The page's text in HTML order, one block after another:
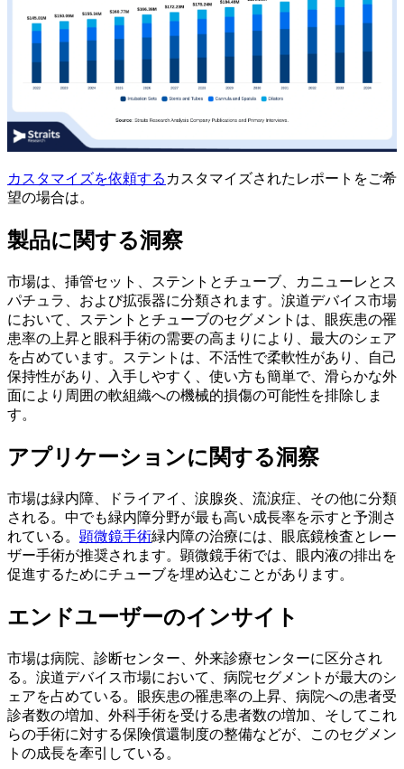
カスタマイズを依頼する カスタマイズされたレポートをご希
望の場合は。
製品に関する洞察
市場は、挿管セット、ステントとチューブ、カニューレとス
パチュラ、および拡張器に分類されます。涙道デバイス市場
において、ステントとチューブのセグメントは、眼疾患の罹
患率の上昇と眼科手術の需要の高まりにより、最大のシェア
を占めています。ステントは、不活性で柔軟性があり、自己
保持性があり、入手しやすく、使い方も簡単で、滑らかな外
面により周囲の軟組織への機械的損傷の可能性を排除しま
す。
アプリケーションに関する洞察
市場は緑内障、ドライアイ、涙腺炎、流涙症、その他に分類
される。中でも緑内障分野が最も高い成長率を示すと予測さ
れている。 顕微鏡手術緑内障の治療には、眼底鏡検査とレー
ザー手術が推奨されます。顕微鏡手術では、眼内液の排出を
促進するためにチューブを埋め込むことがあります。
エンドユーザーのインサイト
市場は病院、診断センター、外来診療センターに区分され
る。涙道デバイス市場において、病院セグメントが最大のシ
ェアを占めている。眼疾患の罹患率の上昇、病院への患者受
診者数の増加、外科手術を受ける患者数の増加、そしてこれ
らの手術に対する保険償還制度の整備などが、このセグメン
トの成長を牽引している。